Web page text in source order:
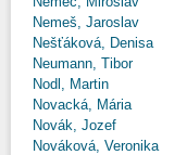
Nemeš, Jaroslav
Nešťáková, Denisa
Neumann, Tibor
Nodl, Martin
Novacká, Mária
Novák, Jozef
Nováková, Veronika